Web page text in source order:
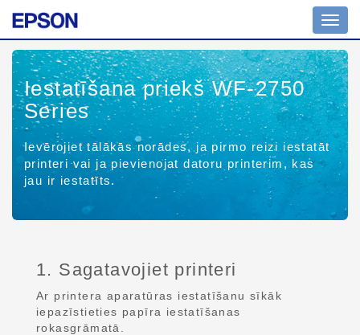
Iestatīšana priekš WF-2750
Series
Ievērojiet tālākās norādes, ja pirmo reizi iestatāt
printeri vai ja pievienojat datoru printerim, kas
jau ir iestatīts.
1. Sagatavojiet printeri
Ar printera aparatūras iestatīšanu sīkāk
iepazīstieties papīra iestatīšanas
rokasgrāmatā.